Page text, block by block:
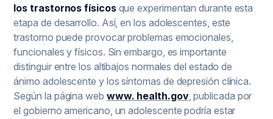
los trastornos físicosque experimentan durante esta
etapa de desarrollo. Así, en los adolescentes, este
trastorno puede provocar problemas emocionales,
funcionales y físicos. Sin embargo, es importante
distinguir entre los altibajos normales del estado de
ánimo adolescente y los síntomas de depresión clínica.
Según la página web www. health.gov, publicada por
el gobierno americano, un adolescente podría estar